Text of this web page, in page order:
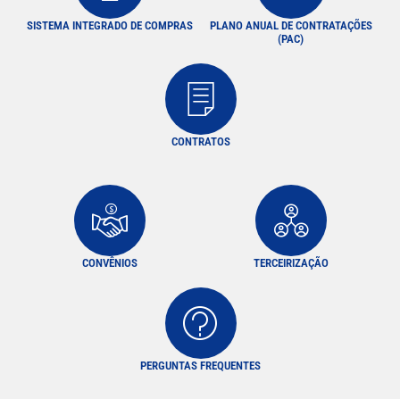
SISTEMA INTEGRADO DE COMPRAS
PLANO ANUAL DE CONTRATAÇÕES
(PAC)
CONTRATOS
CONVÊNIOS TERCEIRIZAÇÃO
PERGUNTAS FREQUENTES